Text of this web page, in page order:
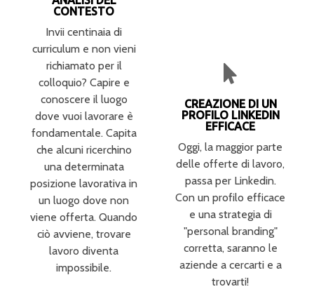
CONTESTO
Invii centinaia di
curriculum e non vieni
richiamato per il
colloquio? Capire e
conoscere il luogo
dove vuoi lavorare è
fondamentale. Capita
che alcuni ricerchino
una determinata
posizione lavorativa in
un luogo dove non
viene offerta. Quando
ciò avviene, trovare
lavoro diventa
impossibile.
CREAZIONE DI UN
PROFILO LINKEDIN
EFFICACE
Oggi, la maggior parte
delle offerte di lavoro,
passa per Linkedin.
Con un profilo efficace
e una strategia di
"personal branding"
corretta, saranno le
aziende a cercarti e a
trovarti!